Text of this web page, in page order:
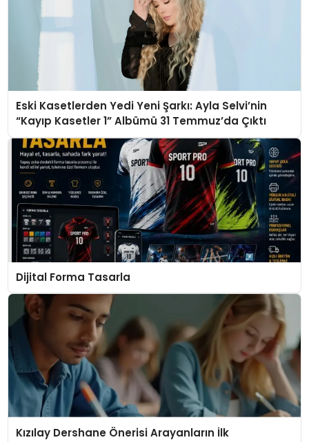
Eski Kasetlerden Yedi Yeni Şarkı: Ayla Selvi’nin
“Kayıp Kasetler 1” Albümü 31 Temmuz’da Çıktı
Dijital Forma Tasarla
Kızılay Dershane Önerisi Arayanların İlk